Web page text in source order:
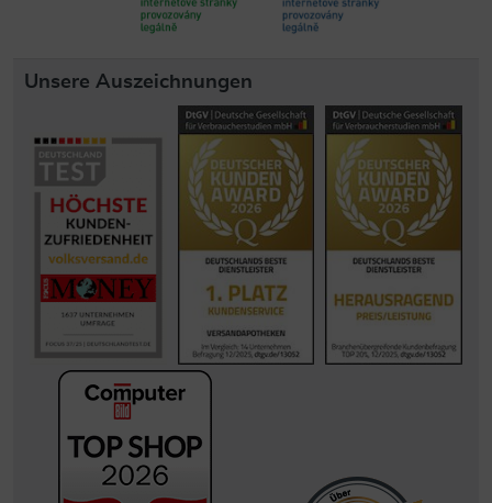
Unsere Auszeichnungen